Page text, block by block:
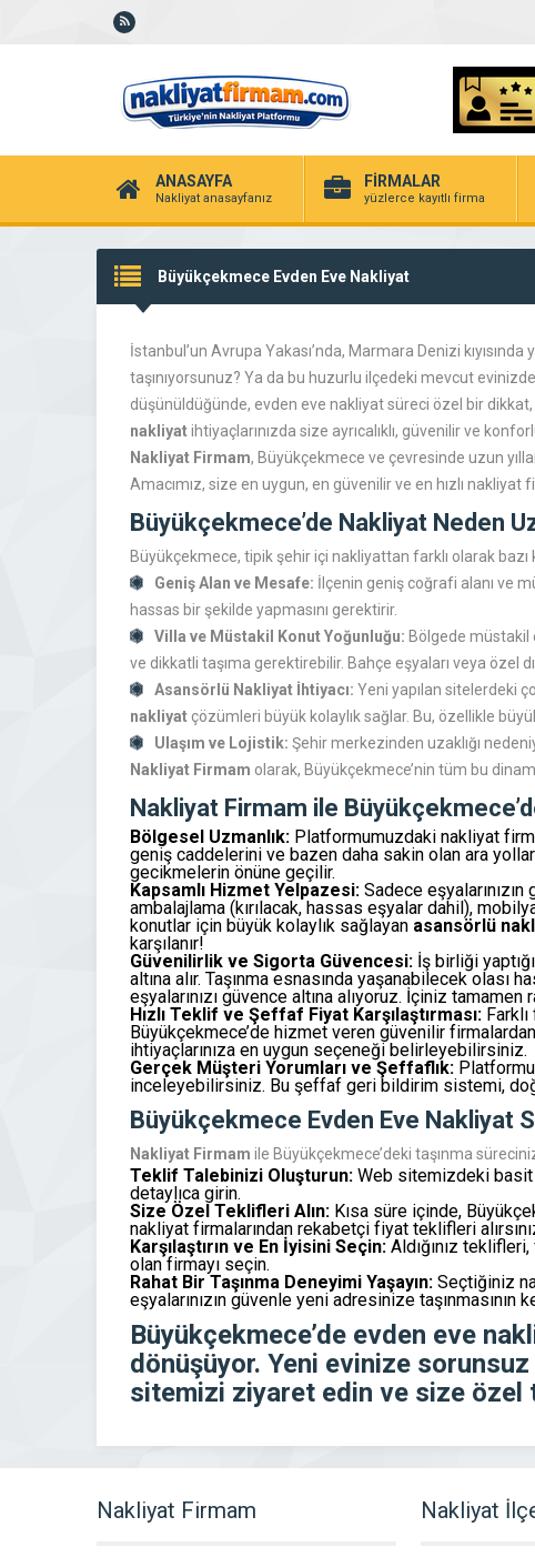
ANASAYFA
Nakliyat anasayfanız
FİRMALAR
yüzlerce kayıtlı firma
Büyükçekmece Evden Eve Nakliyat
İstanbul’un Avrupa Yakası’nda, Marmara Denizi
taşınıyorsunuz? Ya da bu huzurlu ilçedeki mevcut
düşünüldüğünde, evden eve nakliyat süreci özel bir
nakliyatihtiyaçlarınızda size ayrıcalıklı, güvenilir ve
Nakliyat Firmam, Büyükçekmece ve çevresinde uzun
Amacımız, size en uygun, en güvenilir ve en hızlı
Büyükçekmece’de Nakliyat Neden
Büyükçekmece, tipik şehir içi nakliyattan farklı olarak
Geniş Alan ve Mesafe: İlçenin geniş coğrafi alanı ve
hassas bir şekilde yapmasını gerektirir.
Villa ve Müstakil Konut Yoğunluğu: Bölgede müstakil
ve dikkatli taşıma gerektirebilir. Bahçe eşyaları veya özel
Asansörlü Nakliyat İhtiyacı: Yeni yapılan sitelerdeki
nakliyat çözümleri büyük kolaylık sağlar. Bu, özellikle
Ulaşım ve Lojistik: Şehir merkezinden uzaklığı
Nakliyat Firmam olarak, Büyükçekmece’nin tüm bu
Nakliyat Firmam ile
Bölgesel Uzmanlık: Platformumuzdaki nakliyat
geniş caddelerini ve bazen daha sakin olan ara
gecikmelerin önüne geçilir.
Kapsamlı Hizmet Yelpazesi: Sadece
ambalajlama (kırılacak, hassas eşyalar dahil),
konutlar için büyük kolaylık sağlayan asansörlü
karşılanır!
Güvenilirlik ve Sigorta Güvencesi: İş birliği
altına alır. Taşınma esnasında yaşanabilecek olası
eşyalarınızı güvence altına alıyoruz. İçiniz tamamen
Hızlı Teklif ve Şeffaf Fiyat Karşılaştırması:
Büyükçekmece’de hizmet veren güvenilir
ihtiyaçlarınıza en uygun seçeneği belirleyebilirsiniz.
Gerçek Müşteri Yorumları ve Şeffaflık:
inceleyebilirsiniz. Bu şeffaf geri bildirim sistemi,
Büyükçekmece Evden Eve Nakliyat
Nakliyat Firmam ile Büyükçekmece’deki taşınma
Teklif Talebinizi Oluşturun: Web sitemizdeki basit
detaylıca girin.
Size Özel Teklifleri Alın: Kısa süre içinde,
nakliyat firmalarından rekabetçi fiyat teklifleri
Karşılaştırın ve En İyisini Seçin: Aldığınız
olan firmayı seçin.
Rahat Bir Taşınma Deneyimi Yaşayın: Seçtiğiniz
eşyalarınızın güvenle yeni adresinize taşınmasının
Büyükçekmece’de evden eve
dönüşüyor. Yeni evinize
sitemizi ziyaret edin ve size
Nakliyat Firmam Nakliyat